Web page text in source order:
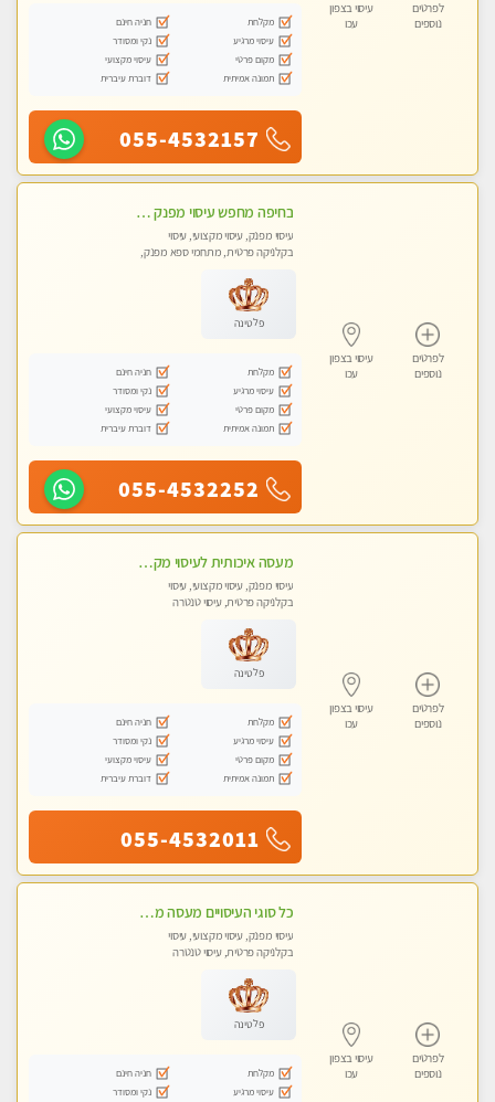
לפרטים
נוספים
עיסוי בצפון
עכו
מקלחת
חניה חינם
עיסוי מרגיע
נקי ומסודר
מקום פרטי
עיסוי מקצועי
תמונה אמיתית
דוברת עיברית
055-4532157
לפרטים
נוספים
עיסוי בצפון
עכו
בחיפה מחפש עיסוי מפנק ומרגיע ? בוא להכיר
עיסוי מפנק, עיסוי מקצועי, עיסוי
בקלניקה פרטית, מתחמי ספא מפנק,
פלטינה
מקלחת
חניה חינם
עיסוי מרגיע
נקי ומסודר
מקום פרטי
עיסוי מקצועי
תמונה אמיתית
דוברת עיברית
055-4532252
לפרטים
נוספים
עיסוי בצפון
עכו
מעסה איכותית לעיסוי מקצועי ומפנק לכל שרירי הגוף עיסוי רפואי, מרגיע, קלאסי
עיסוי מפנק, עיסוי מקצועי, עיסוי
בקלניקה פרטית, עיסוי טנטרה
פלטינה
מקלחת
חניה חינם
עיסוי מרגיע
נקי ומסודר
מקום פרטי
עיסוי מקצועי
תמונה אמיתית
דוברת עיברית
055-4532011
לפרטים
נוספים
עיסוי בצפון
עכו
כל סוגי העיסויים מעסה מקצועית ואיכותית פרטי!!
עיסוי מפנק, עיסוי מקצועי, עיסוי
בקלניקה פרטית, עיסוי טנטרה
פלטינה
מקלחת
חניה חינם
עיסוי מרגיע
נקי ומסודר